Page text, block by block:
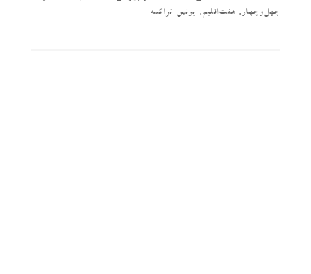
چهل‌وچهار, هفت‌اقلیم, یونس تراکمه